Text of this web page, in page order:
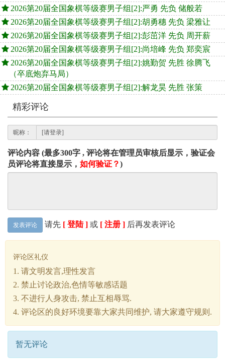
2026第20届全国象棋等级赛男子组[2]:严勇 先负 储般若
2026第20届全国象棋等级赛男子组[2]:胡勇穗 先负 梁雅让
2026第20届全国象棋等级赛男子组[2]:彭茁洋 先负 周开薪
2026第20届全国象棋等级赛男子组[2]:尚培峰 先负 郑奕宸
2026第20届全国象棋等级赛男子组[2]:姚勤贺 先胜 徐腾飞
（卒底炮弃马局）
2026第20届全国象棋等级赛男子组[2]:解龙昊 先胜 张策
精彩评论
昵称：
评论内容 (最多300字 , 评论将在管理员审核后显示，验证会
员评论将直接显示， 如何验证？)
发表评论 请先 [ 登陆 ] 或 [ 注册 ] 后再发表评论
评论区礼仪
1. 请文明发言,理性发言
2. 禁止讨论政治,色情等敏感话题
3. 不进行人身攻击, 禁止互相辱骂.
4. 评论区的良好环境要靠大家共同维护, 请大家遵守规则.
暂无评论